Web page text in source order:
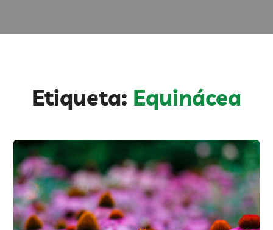
Etiqueta: Equinácea